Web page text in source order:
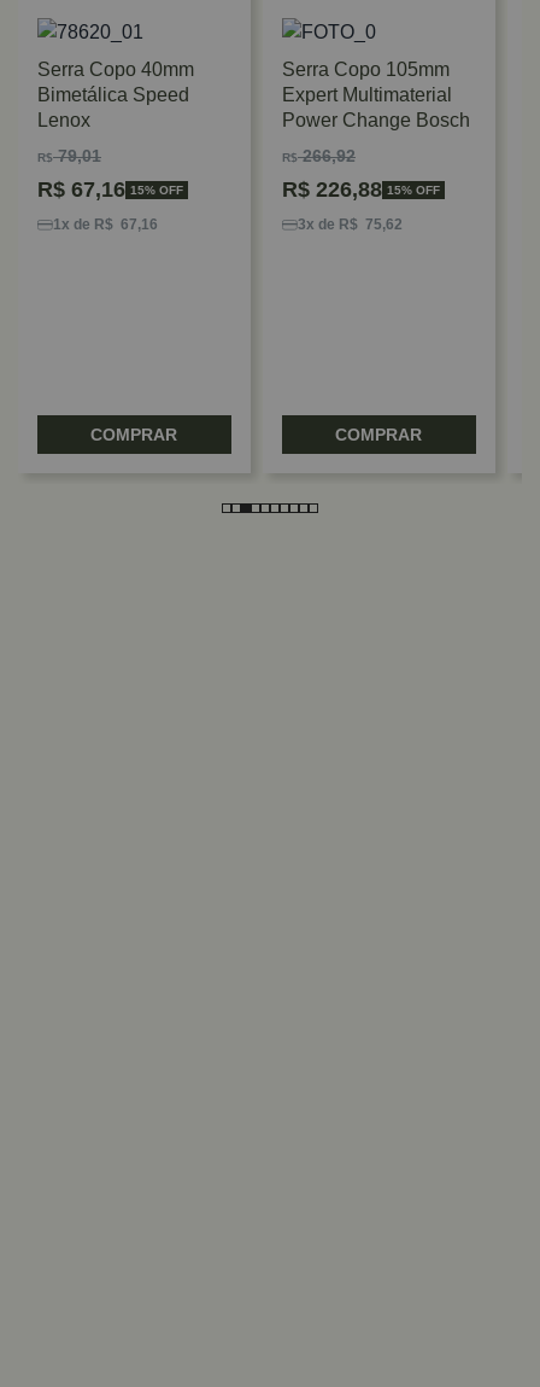
Serra Copo 40mm
Bimetálica Speed
Lenox
R$79,01
R$ 67,16 15% OFF
1x de R$ 67,16
COMPRAR
Serra Copo 105mm
Expert Multimaterial
Power Change Bosch
R$266,92
R$ 226,88 15% OFF
3x de R$ 75,62
COMPRAR